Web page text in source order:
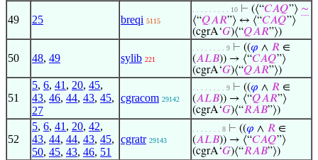
49 25 breqi 5115
. . . . . . . . . 10 ⊢ (⟨“𝐶𝐴𝑄”⟩ ∼
⟨“𝑄𝐴𝑅”⟩ ↔ ⟨“𝐶𝐴𝑄”⟩
(cgrA‘𝐺)⟨“𝑄𝐴𝑅”⟩)
50 48, 49 sylib 221
. . . . . . . . 9 ⊢ ((𝜑 ∧ 𝑅 ∈
(𝐴𝐿𝐵)) → ⟨“𝐶𝐴𝑄”⟩
(cgrA‘𝐺)⟨“𝑄𝐴𝑅”⟩)
51
5, 6, 41 , 20, 45,
43, 46, 44, 43, 45,
27
cgracom 29142
. . . . . . . . 9 ⊢ ((𝜑 ∧ 𝑅 ∈
(𝐴𝐿𝐵)) → ⟨“𝑄𝐴𝑅”⟩
(cgrA‘𝐺)⟨“𝑅𝐴𝐵”⟩)
52
5, 6, 41 , 20, 42,
43, 44, 44, 43, 45,
50, 45, 43, 46, 51
cgratr 29143
. . . . . . . 8 ⊢ ((𝜑 ∧ 𝑅 ∈
(𝐴𝐿𝐵)) → ⟨“𝐶𝐴𝑄”⟩
(cgrA‘𝐺)⟨“𝑅𝐴𝐵”⟩)